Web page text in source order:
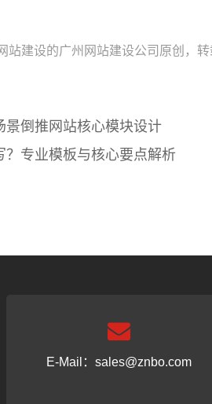
站建设的广州网站建设公司原创，
景倒推网站核心模块设计
？专业模板与核心要点解析
E-Mail： sales@znbo.com